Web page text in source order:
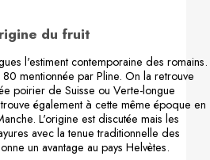
du fruit
l'estiment contemporaine des romains.
mentionnée par Pline. On la retrouve
poirier de Suisse ou Verte-longue
également à cette même époque en
L'origine est discutée mais les
avec la tenue traditionnelle des
un avantage au pays Helvètes.